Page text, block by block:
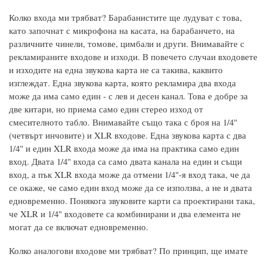
Колко входа ми трябват? Барабанистите ще лудуват с това,
като започнат с микрофона на касата, на барабанчето, на
различните чинели, томове, цимбали и други. Внимавайте с
рекламираните входове и изходи. В повечето случаи входовете
и изходите на една звукова карта не са такива, каквито
изглеждат. Една звукова карта, която рекламира два входа
може да има само един - с лев и десен канал. Това е добре за
две китари, но приема само един стерео изход от
смесителното табло. Внимавайте също така с броя на 1/4"
(четвърт инчовите) и XLR входове. Една звукова карта с два
1/4" и един XLR входа може да има на практика само един
вход. Двата 1/4" входа са само двата канала на един и същи
вход, а пък XLR входа може да отмени 1/4"-я вход така, че да
се окаже, че само един вход може да се използва, а не и двата
едновременно. Понякога звуковите карти са проектирани така,
че XLR и 1/4" входовете са комбинирани и два елемента не
могат да се включат едновременно.
Колко аналогови входове ми трябват? По принцип, ще имате